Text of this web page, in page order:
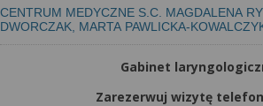
CENTRUM MEDYCZNE S.C. MAGDALENA
DWORCZAK, MARTA PAWLICKA-
Gabinet
Zarezerwuj wizytę